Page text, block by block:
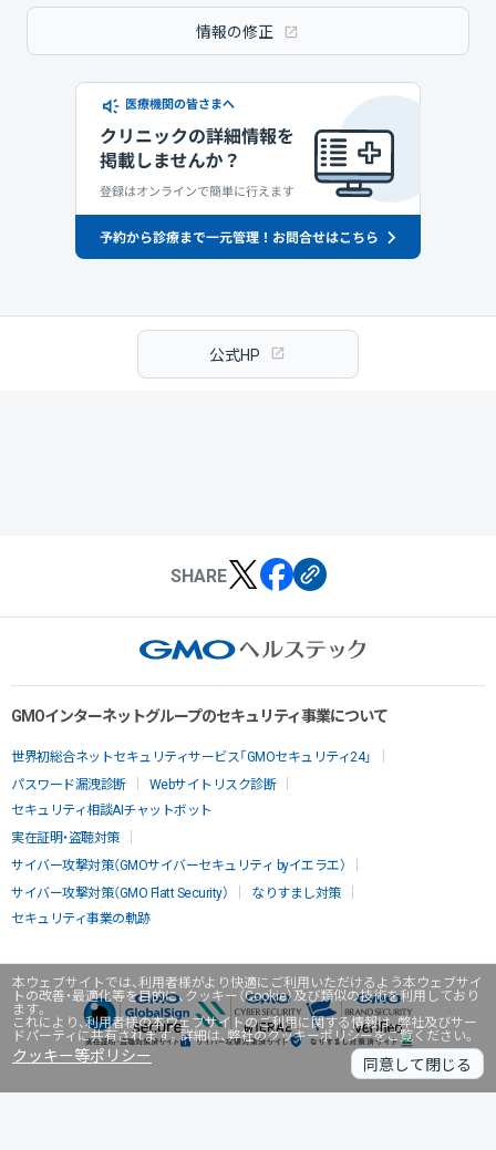
本ウェブサイトでは、利用者様がより快適にご利用いただけるよう本ウェブサイ
トの改善・最適化等を目的に、クッキー（Cookie）及び類似の技術を利用しており
ます。
これにより、利用者様の本ウェブサイトのご利用に関する情報は、弊社及びサー
ドパーティに共有されます。詳細は、弊社のクッキーポリシーをご覧ください。
クッキー等ポリシー 同意して閉じる
情報の修正
公式HP
SHARE
GMOインターネットグループのセキュリティ事業について
世界初総合ネットセキュリティサービス「GMOセキュリティ24」
パスワード漏洩診断
Webサイトリスク診断
セキュリティ相談AIチャットボット
実在証明・盗聴対策
サイバー攻撃対策（GMOサイバーセキュリティ byイエラエ）
サイバー攻撃対策（GMO Flatt Security）
なりすまし対策
セキュリティ事業の軌跡